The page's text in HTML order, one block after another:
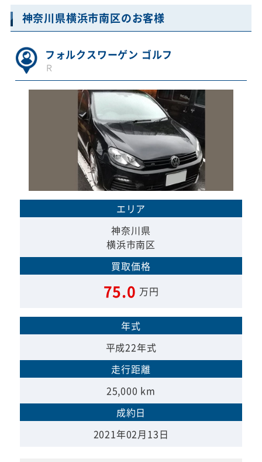
神奈川県横浜市南区のお客様
フォルクスワーゲン ゴルフ
Ｒ
エリア
神奈川県
横浜市南区
買取価格
75.0 万円
年式
平成22年式
走行距離
25,000 km
成約日
2021年02月13日